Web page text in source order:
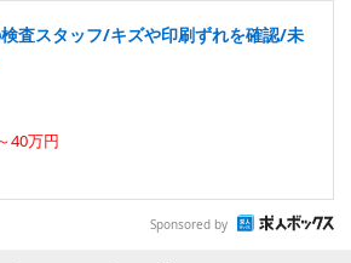
査スタッフ/キズや印刷ずれを確認/未
40万円
Sponsored by